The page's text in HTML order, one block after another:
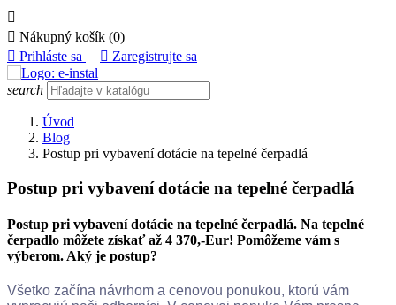

 Nákupný košík (0)
 Prihláste sa  Zaregistrujte sa
search
Úvod
Blog
Postup pri vybavení dotácie na tepelné čerpadlá
Postup pri vybavení dotácie na tepelné čerpadlá
Postup pri vybavení dotácie na tepelné čerpadlá. Na tepelné
čerpadlo môžete získať až 4 370,-Eur! Pomôžeme vám s
výberom. Aký je postup?
Všetko začína návrhom a cenovou ponukou, ktorú vám